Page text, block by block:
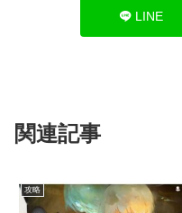
LINE
関連記事
攻略